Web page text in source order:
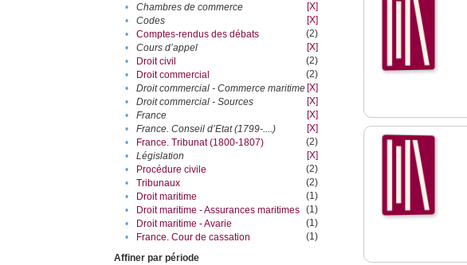
•
Chambres de commerce
[X]
•
Codes
[X]
•
Comptes-rendus des débats
(2)
•
Cours d’appel
[X]
•
Droit civil
(2)
•
Droit commercial
(2)
•
Droit commercial - Commerce maritime [X]
•
Droit commercial - Sources
[X]
•
France
[X]
•
France. Conseil d’Etat (1799-....)
[X]
•
France. Tribunat (1800-1807)
(2)
•
Législation
[X]
•
Procédure civile
(2)
•
Tribunaux
(2)
•
Droit maritime
(1)
•
Droit maritime - Assurances maritimes (1)
•
Droit maritime - Avarie
(1)
•
France. Cour de cassation
(1)
Affiner par période